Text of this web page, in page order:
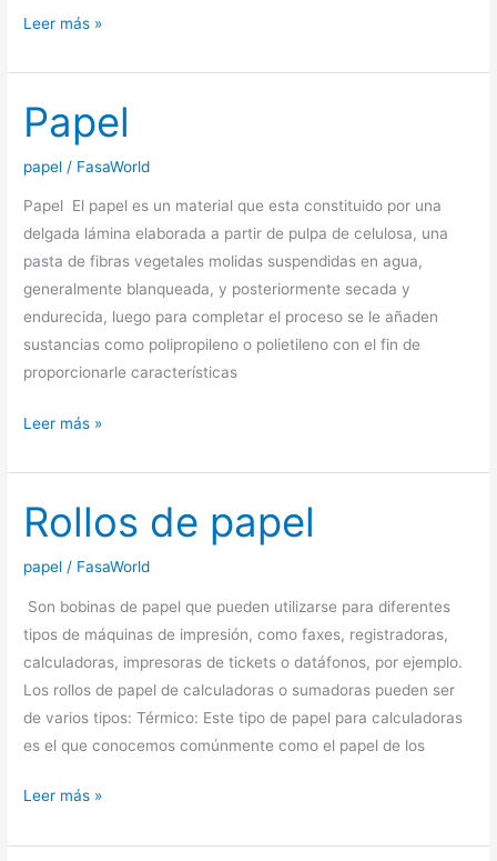
Papel
Oficina
Leer más »
Papel
papel / FasaWorld
Papel El papel es un material que esta constituido por una
delgada lámina elaborada a partir de pulpa de celulosa, una
pasta de fibras vegetales molidas suspendidas en agua,
generalmente blanqueada, y posteriormente secada y
endurecida, luego para completar el proceso se le añaden
sustancias como polipropileno o polietileno con el fin de
proporcionarle características
Papel
Leer más »
Rollos de papel
papel / FasaWorld
Son bobinas de papel que pueden utilizarse para diferentes
tipos de máquinas de impresión, como faxes, registradoras,
calculadoras, impresoras de tickets o datáfonos, por ejemplo.
Los rollos de papel de calculadoras o sumadoras pueden ser
de varios tipos: Térmico: Este tipo de papel para calculadoras
es el que conocemos comúnmente como el papel de los
Rollos
papel
Leer más »